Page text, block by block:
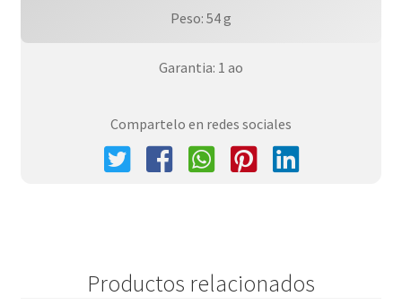
Peso: 54 g
Garantia: 1 ao
Compartelo en redes sociales
Productos relacionados